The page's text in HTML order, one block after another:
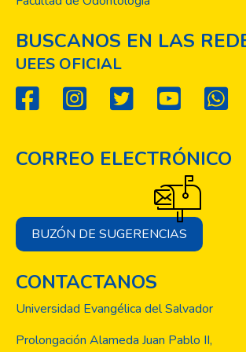
Acuerdos de Paz, con un
proyectar escenarios
restos de las ataduras
profundización de la
BUSCANOS EN LAS
UEES OFICIAL
CORREO ELECTRÓNICO
BUZÓN DE SUGERENCIAS
CONTACTANOS
Universidad Evangélica del Salvador
Prolongación Alameda Juan Pablo II,